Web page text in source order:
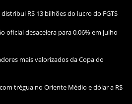
R$ 13 bilhões do lucro do FGTS
oficial desacelera para 0,06% em julho
mais valorizados da Copa do
trégua no Oriente Médio e dólar a R$